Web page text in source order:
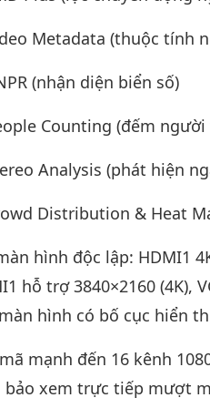
Metadata (thuộc tính
(nhận diện biển số)
Counting (đếm
Analysis (phát hiện
Distribution & Heat
hình độc lập: HDMI1
hỗ trợ 3840×2160 (4K),
hình có bố cục hiển
mạnh đến 16 kênh
xem trực tiếp mượt